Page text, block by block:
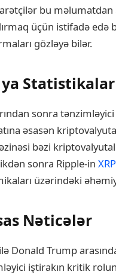
bu
üçün istifadə edə
gözləyə bilər.
Statistikalar
sonra
əsasən
bəzi
sonra Ripple-in XRP
üzərindəki
Nəticələr
Donald Trump
iştirakın kritik